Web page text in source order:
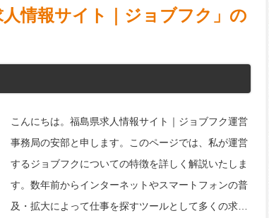
情報サイト｜ジョブフク」の
こんにちは。福島県求人情報サイト｜ジョブフク運営
事務局の安部と申します。このページでは、私が運営
するジョブフクについての特徴を詳しく解説いたしま
す。数年前からインターネットやスマートフォンの普
及・拡大によって仕事を探すツールとして多くの求…